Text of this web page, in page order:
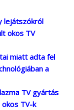
lejátszókról
okos TV
miatt adta fel
a
TV gyártás
okos TV-k